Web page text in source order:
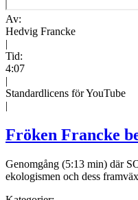
Av:
Hedvig Francke
|
Tid:
4:07
|
Standardlicens för YouTube
|
Fröken Francke
Genomgång (5:13 min) där
ekologismen och dess